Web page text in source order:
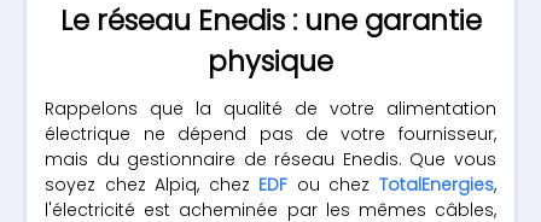
Le réseau Enedis : une garantie
physique
Rappelons que la qualité de votre alimentation
électrique ne dépend pas de votre fournisseur,
mais du gestionnaire de réseau Enedis. Que vous
soyez chez Alpiq, chez EDF ou chez TotalEnergies,
l'électricité est acheminée par les mêmes câbles,